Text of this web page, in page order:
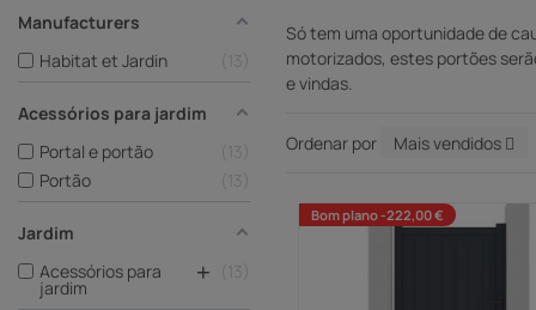
Só tem uma oportunidade de
motorizados, estes portões
e vindas.
Ordenar por Mais vendidos
Bom plano -222,00 €
Manufacturers
Habitat et Jardin
13
Acessórios para jardim
Portal e portão
13
Portão
13
Jardim
Acessórios para
jardim
+ 13